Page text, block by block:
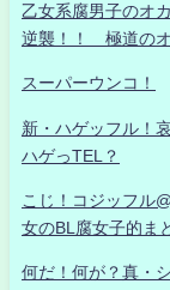
乙女系腐男子のオ
逆襲！！ 極道のオ
スーパーウンコ！
新・ハゲッフル！
ハゲっTEL？
こじ！コジッフル
女のBL腐女子的ま
何だ！何が？真